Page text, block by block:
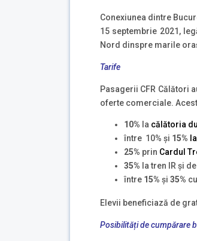
Conexiunea dintre
15 septembrie 2021,
Nord dinspre marile
Tarife
Pasagerii CFR Călători
oferte comerciale.
10% la călătoria
între 10% şi 15%
25% prin Cardul
35% la tren IR şi de
între 15% şi 35% cu
Elevii beneficiază de
Posibilități de cumpărare